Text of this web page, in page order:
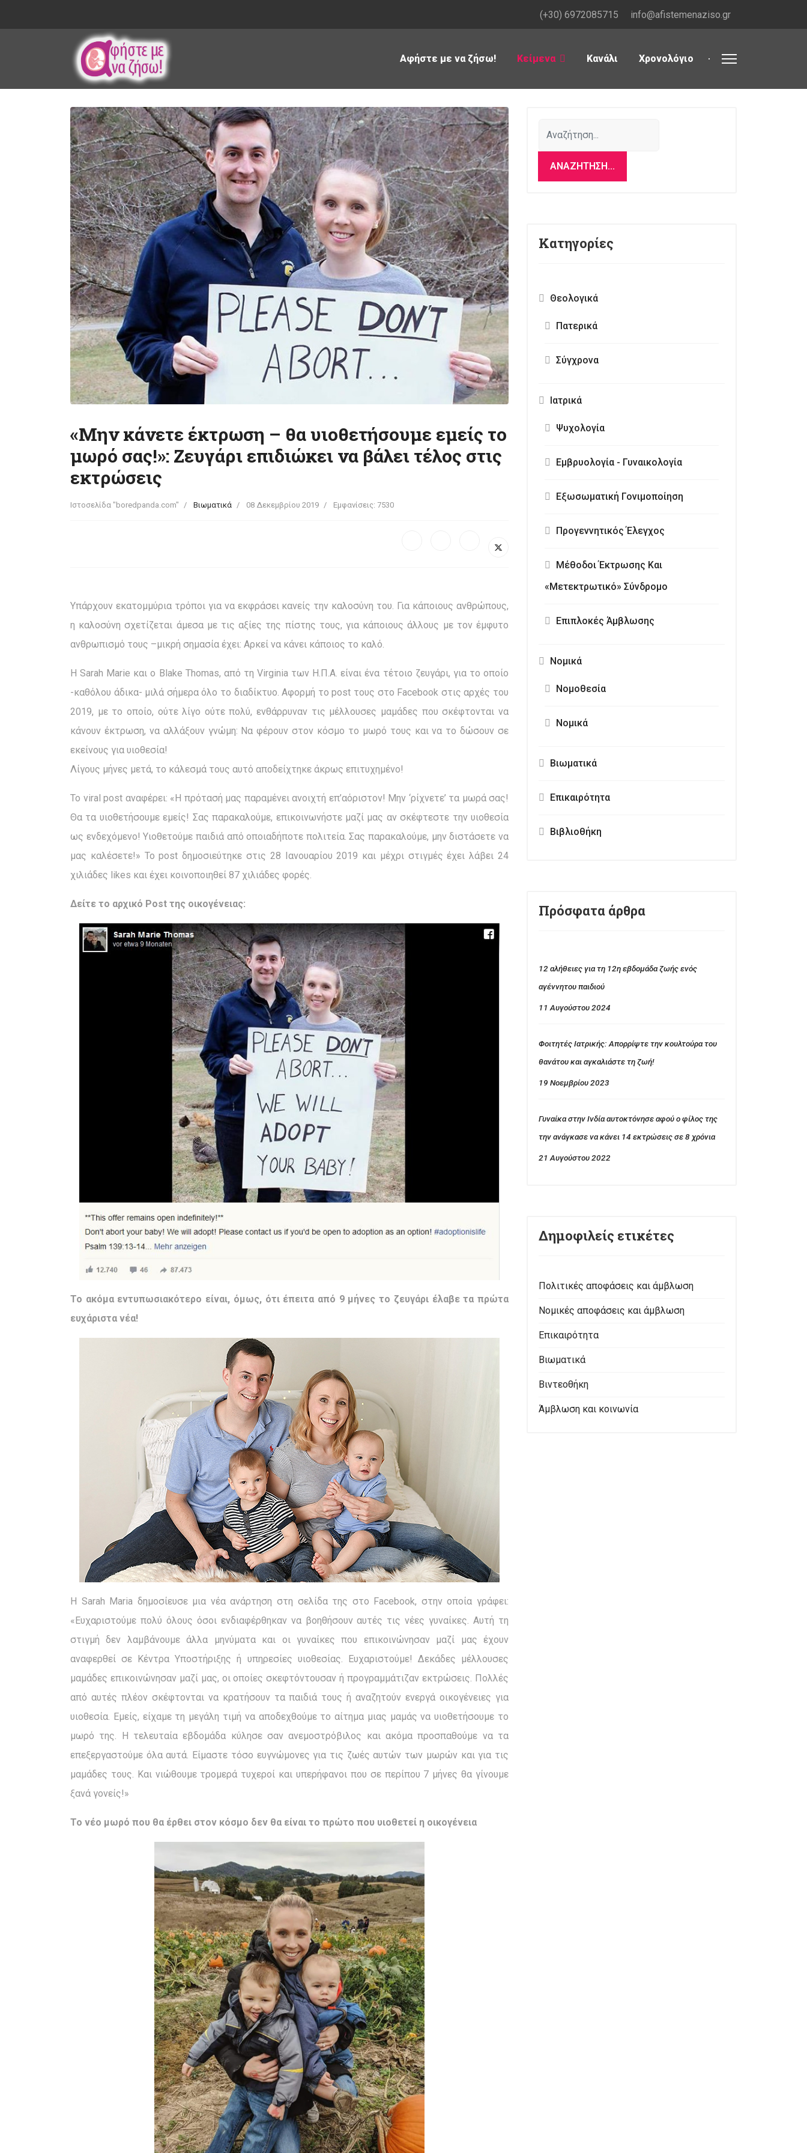
(+30) 6972085715 info@afistemenaziso.gr
Αφήστε με να ζήσω! Κείμενα Κανάλι Χρονολόγιο
«Μην κάνετε έκτρωση – θα υιοθετήσουμε εμείς το
μωρό σας!»: Ζευγάρι επιδιώκει να βάλει τέλος στις
εκτρώσεις
Ιστοσελίδα "boredpanda.com" Βιωματικά 08 Δεκεμβρίου 2019 Εμφανίσεις: 7530
Υπάρχουν εκατομμύρια τρόποι για να εκφράσει κανείς την καλοσύνη του. Για κάποιους ανθρώπους,
η καλοσύνη σχετίζεται άμεσα με τις αξίες της πίστης τους, για κάποιους άλλους με τον έμφυτο
ανθρωπισμό τους –μικρή σημασία έχει: Αρκεί να κάνει κάποιος το καλό.
Η Sarah Marie και ο Blake Thomas, από τη Virginia των Η.Π.Α. είναι ένα τέτοιο ζευγάρι, για το οποίο
-καθόλου άδικα- μιλά σήμερα όλο το διαδίκτυο. Αφορμή το post τους στο Facebook στις αρχές του
2019, με το οποίο, ούτε λίγο ούτε πολύ, ενθάρρυναν τις μέλλουσες μαμάδες που σκέφτονται να
κάνουν έκτρωση, να αλλάξουν γνώμη: Να φέρουν στον κόσμο το μωρό τους και να το δώσουν σε
εκείνους για υιοθεσία!
Λίγους μήνες μετά, το κάλεσμά τους αυτό αποδείχτηκε άκρως επιτυχημένο!
Το viral post αναφέρει: «Η πρότασή μας παραμένει ανοιχτή επ’αόριστον! Μην ‘ρίχνετε’ τα μωρά σας!
Θα τα υιοθετήσουμε εμείς! Σας παρακαλούμε, επικοινωνήστε μαζί μας αν σκέφτεστε την υιοθεσία
ως ενδεχόμενο! Υιοθετούμε παιδιά από οποιαδήποτε πολιτεία. Σας παρακαλούμε, μην διστάσετε να
μας καλέσετε!» Το post δημοσιεύτηκε στις 28 Ιανουαρίου 2019 και μέχρι στιγμές έχει λάβει 24
χιλιάδες likes και έχει κοινοποιηθεί 87 χιλιάδες φορές.
Δείτε το αρχικό Post της οικογένειας:
Το ακόμα εντυπωσιακότερο είναι, όμως, ότι έπειτα από 9 μήνες το ζευγάρι έλαβε τα πρώτα
ευχάριστα νέα!
Η Sarah Maria δημοσίευσε μια νέα ανάρτηση στη σελίδα της στο Facebook, στην οποία γράφει:
«Ευχαριστούμε πολύ όλους όσοι ενδιαφέρθηκαν να βοηθήσουν αυτές τις νέες γυναίκες. Αυτή τη
στιγμή δεν λαμβάνουμε άλλα μηνύματα και οι γυναίκες που επικοινώνησαν μαζί μας έχουν
αναφερθεί σε Κέντρα Υποστήριξης ή υπηρεσίες υιοθεσίας. Ευχαριστούμε! Δεκάδες μέλλουσες
μαμάδες επικοινώνησαν μαζί μας, οι οποίες σκεφτόντουσαν ή προγραμμάτιζαν εκτρώσεις. Πολλές
από αυτές πλέον σκέφτονται να κρατήσουν τα παιδιά τους ή αναζητούν ενεργά οικογένειες για
υιοθεσία. Εμείς, είχαμε τη μεγάλη τιμή να αποδεχθούμε το αίτημα μιας μαμάς να υιοθετήσουμε το
μωρό της. Η τελευταία εβδομάδα κύλησε σαν ανεμοστρόβιλος και ακόμα προσπαθούμε να τα
επεξεργαστούμε όλα αυτά. Είμαστε τόσο ευγνώμονες για τις ζωές αυτών των μωρών και για τις
μαμάδες τους. Και νιώθουμε τρομερά τυχεροί και υπερήφανοι που σε περίπου 7 μήνες θα γίνουμε
ξανά γονείς!»
Το νέο μωρό που θα έρθει στον κόσμο δεν θα είναι το πρώτο που υιοθετεί η οικογένεια
ΑΝΑΖΉΤΗΣΗ...
Κατηγορίες
Θεολογικά
Πατερικά
Σύγχρονα
Ιατρικά
Ψυχολογία
Εμβρυολογία - Γυναικολογία
Εξωσωματική Γονιμοποίηση
Προγεννητικός Έλεγχος
Μέθοδοι Έκτρωσης Και
«Μετεκτρωτικό» Σύνδρομο
Επιπλοκές Άμβλωσης
Νομικά
Νομοθεσία
Νομικά
Βιωματικά
Επικαιρότητα
Βιβλιοθήκη
Πρόσφατα άρθρα
12 αλήθειες για τη 12η εβδομάδα ζωής ενός
αγέννητου παιδιού
11 Αυγούστου 2024
Φοιτητές Ιατρικής: Απορρίψτε την κουλτούρα του
θανάτου και αγκαλιάστε τη ζωή!
19 Νοεμβρίου 2023
Γυναίκα στην Ινδία αυτοκτόνησε αφού ο φίλος της
την ανάγκασε να κάνει 14 εκτρώσεις σε 8 χρόνια
21 Αυγούστου 2022
Δημοφιλείς ετικέτες
Πολιτικές αποφάσεις και άμβλωση
Νομικές αποφάσεις και άμβλωση
Επικαιρότητα
Βιωματικά
Βιντεοθήκη
Άμβλωση και κοινωνία